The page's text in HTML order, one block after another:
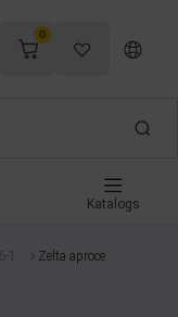
0
Katalogs
17
Zelta aproce